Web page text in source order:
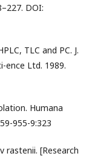
DOI:
TLC and PC. J.
ence Ltd. 1989.
Humana
955-9:323
rastenii. [Research